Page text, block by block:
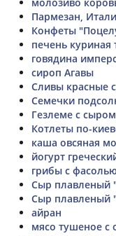
Пармезан,
Конфеты
печень
говядина
сироп Агавы
Сливы красные
Семечки
Гезлеме с сыром
Котлеты по-
каша овсяная
йогурт
грибы с
Сыр плавленый
Сыр плавленый
айран
мясо тушеное с